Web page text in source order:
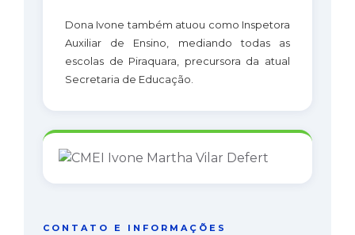
Dona Ivone também atuou como Inspetora
Auxiliar de Ensino, mediando todas as
escolas de Piraquara, precursora da atual
Secretaria de Educação.
CONTATO E INFORMAÇÕES